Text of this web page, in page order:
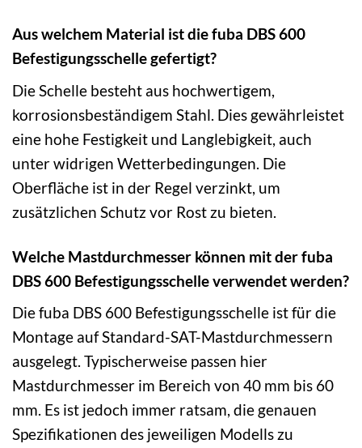
Aus welchem Material ist die fuba DBS 600
Befestigungsschelle gefertigt?
Die Schelle besteht aus hochwertigem,
korrosionsbeständigem Stahl. Dies gewährleistet
eine hohe Festigkeit und Langlebigkeit, auch
unter widrigen Wetterbedingungen. Die
Oberfläche ist in der Regel verzinkt, um
zusätzlichen Schutz vor Rost zu bieten.
Welche Mastdurchmesser können mit der fuba
DBS 600 Befestigungsschelle verwendet werden?
Die fuba DBS 600 Befestigungsschelle ist für die
Montage auf Standard-SAT-Mastdurchmessern
ausgelegt. Typischerweise passen hier
Mastdurchmesser im Bereich von 40 mm bis 60
mm. Es ist jedoch immer ratsam, die genauen
Spezifikationen des jeweiligen Modells zu